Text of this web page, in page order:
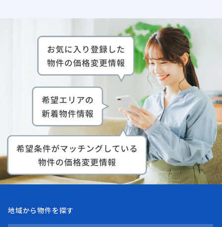
地域から物件を探す